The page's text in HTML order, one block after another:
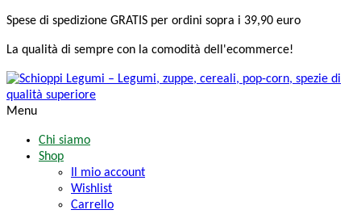
Spese di spedizione GRATIS per ordini sopra i 39,90 euro
La qualità di sempre con la comodità dell'ecommerce!
Menu
Chi siamo
Shop
Il mio account
Wishlist
Carrello